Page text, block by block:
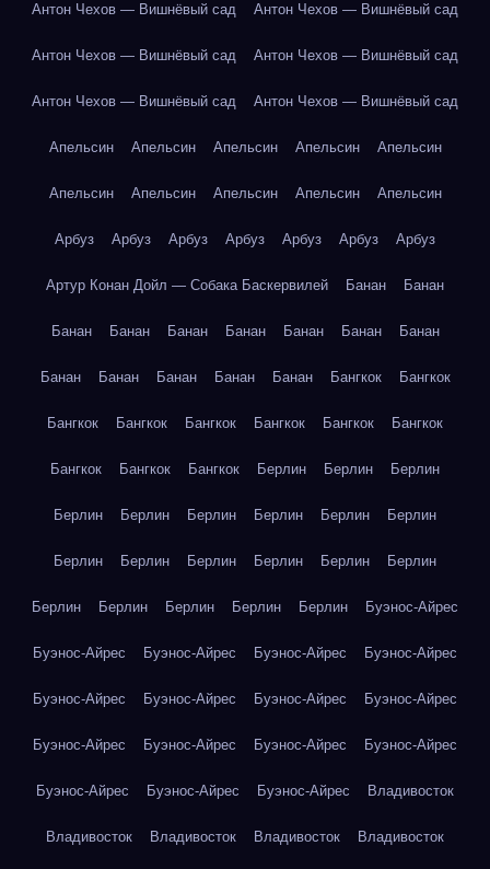
Антон Чехов — Вишнёвый сад Антон Чехов — Вишнёвый сад
Антон Чехов — Вишнёвый сад Антон Чехов — Вишнёвый сад
Антон Чехов — Вишнёвый сад Антон Чехов — Вишнёвый сад
Апельсин Апельсин Апельсин Апельсин Апельсин
Апельсин Апельсин Апельсин Апельсин Апельсин
Арбуз Арбуз Арбуз Арбуз Арбуз Арбуз Арбуз
Артур Конан Дойл — Собака Баскервилей Банан Банан
Банан Банан Банан Банан Банан Банан Банан
Банан Банан Банан Банан Банан Бангкок Бангкок
Бангкок Бангкок Бангкок Бангкок Бангкок Бангкок
Бангкок Бангкок Бангкок Берлин Берлин Берлин
Берлин Берлин Берлин Берлин Берлин Берлин
Берлин Берлин Берлин Берлин Берлин Берлин
Берлин Берлин Берлин Берлин Берлин Буэнос-Айрес
Буэнос-Айрес Буэнос-Айрес Буэнос-Айрес Буэнос-Айрес
Буэнос-Айрес Буэнос-Айрес Буэнос-Айрес Буэнос-Айрес
Буэнос-Айрес Буэнос-Айрес Буэнос-Айрес Буэнос-Айрес
Буэнос-Айрес Буэнос-Айрес Буэнос-Айрес Владивосток
Владивосток Владивосток Владивосток Владивосток